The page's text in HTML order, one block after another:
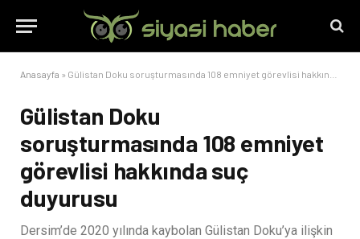
Anasayfa » Gülistan Doku soruşturmasında 108 emniyet görevlisi hakkında suç duyurusu
Gülistan Doku
soruşturmasında 108 emniyet
görevlisi hakkında suç
duyurusu
Dersim’de 2020 yılında kaybolan Gülistan Doku’ya ilişkin